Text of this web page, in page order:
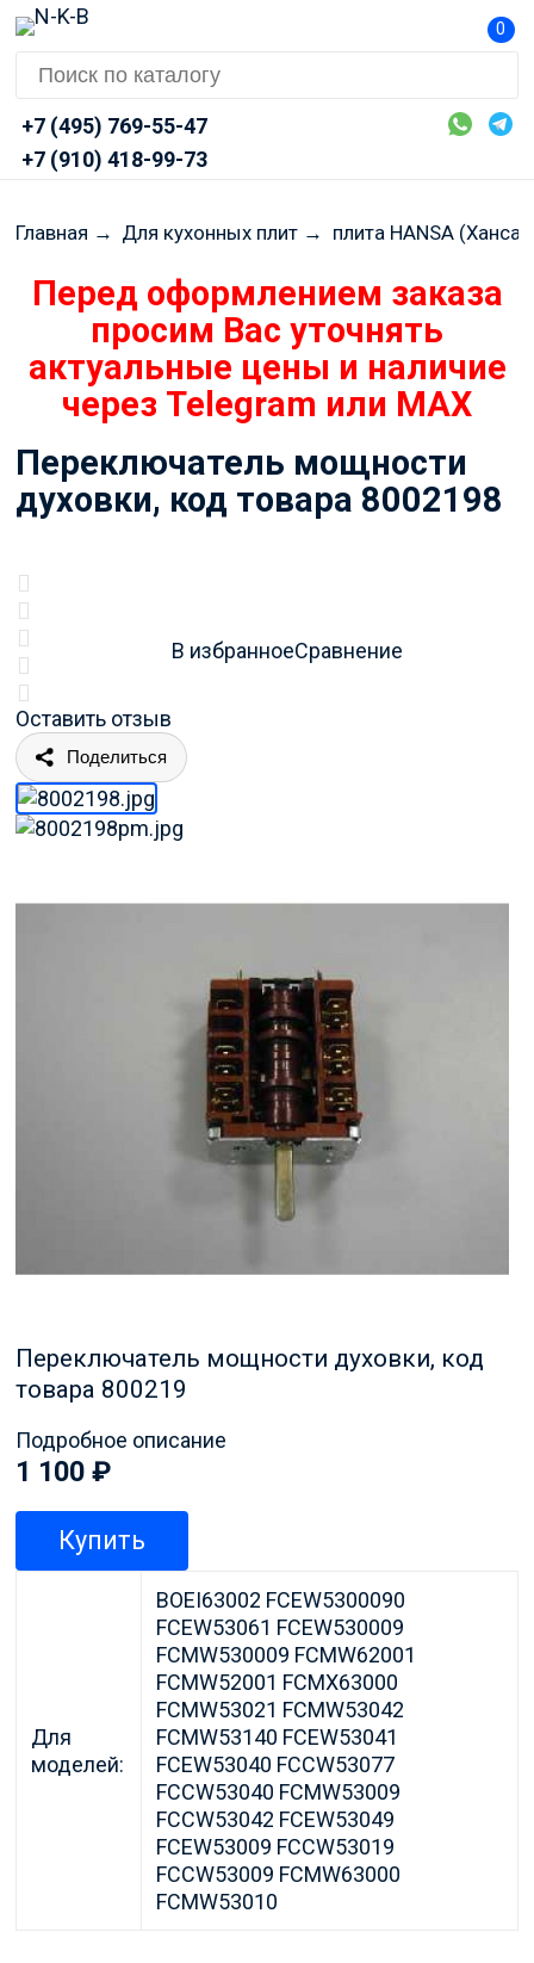
0
+7 (495) 769-55-47
+7 (910) 418-99-73
Главная → Для кухонных плит → плита HANSA (Ханса)
Перед оформлением заказа
просим Вас уточнять
актуальные цены и наличие
через Telegram или MAX
Переключатель мощности
духовки, код товара 8002198
Оставить отзыв
В избранноеСравнение
Поделиться
Переключатель мощности духовки, код
товара 800219
Подробное описание
1 100 ₽
Купить
Для
моделей:
BOEI63002 FCEW5300090
FCEW53061 FCEW530009
FCMW530009 FCMW62001
FCMW52001 FCMX63000
FCMW53021 FCMW53042
FCMW53140 FCEW53041
FCEW53040 FCCW53077
FCCW53040 FCMW53009
FCCW53042 FCEW53049
FCEW53009 FCCW53019
FCCW53009 FCMW63000
FCMW53010